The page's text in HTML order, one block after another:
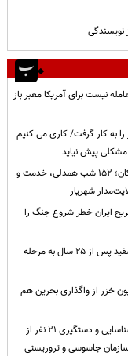
نیست برای آمریکا معبر باز
را به کار گرفت/ کاری می کنیم
پیش نیاید
موکب شهدای رزکان؛ ۱۵۲ شب همدلی، خدمت و
شهریار
ایران خطر شروع جنگ را
پل شهرستان پل‌سفید پس از ۲۵ سال به مرحله
خزر از واگذاری بحرین هم
وزارت اطلاعات: شناسایی و دستگیری ۲۱ نفر از
سازمان جاسوسی و تروریستی